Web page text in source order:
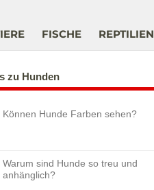
FISCHE REPTILIEN
zu Hunden
Können Hunde Farben sehen?
Warum sind Hunde so treu und
anhänglich?